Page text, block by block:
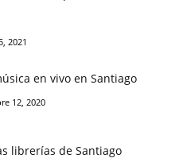
2021
en vivo en Santiago
12, 2020
librerías de Santiago